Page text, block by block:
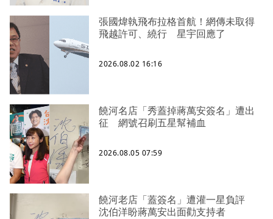
張國煒執飛布拉格首航！網傳未取得
飛越許可、繞行 星宇回應了
2026.08.02 16:16
饒河名店「秀蓋掉蔣萬安簽名」遭出
征 網號召刷五星幫補血
2026.08.05 07:59
饒河老店「蓋簽名」遭灌一星負評
沈伯洋盼蔣萬安出面勸支持者